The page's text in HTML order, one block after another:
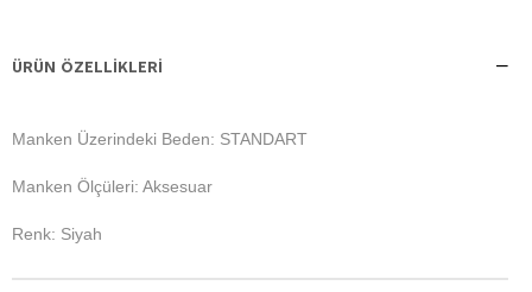
ÜRÜN ÖZELLIKLERI
Manken Üzerindeki Beden: STANDART
Manken Ölçüleri: Aksesuar
Renk: Siyah